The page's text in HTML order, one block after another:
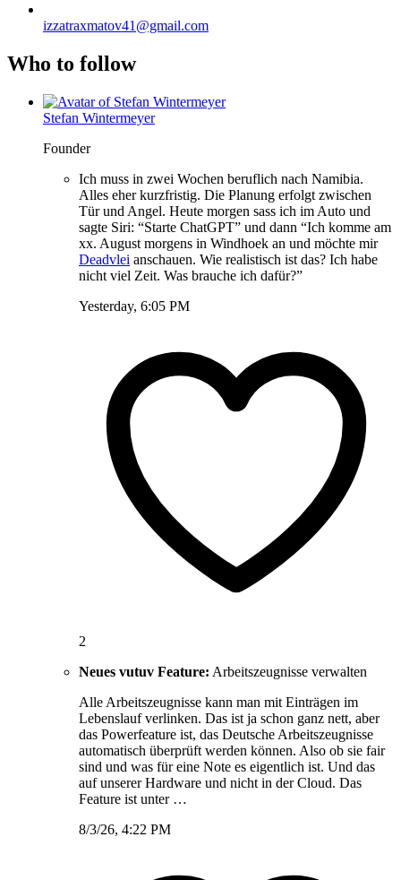
izzatraxmatov41@gmail.com
Who to follow
Stefan Wintermeyer
Founder
Ich muss in zwei Wochen beruflich nach Namibia.
Alles eher kurzfristig. Die Planung erfolgt zwischen
Tür und Angel. Heute morgen sass ich im Auto und
sagte Siri: “Starte ChatGPT” und dann “Ich komme am
xx. August morgens in Windhoek an und möchte mir
Deadvlei anschauen. Wie realistisch ist das? Ich habe
nicht viel Zeit. Was brauche ich dafür?”
Yesterday, 6:05 PM
2
Neues vutuv Feature: Arbeitszeugnisse verwalten
Alle Arbeitszeugnisse kann man mit Einträgen im
Lebenslauf verlinken. Das ist ja schon ganz nett, aber
das Powerfeature ist, das Deutsche Arbeitszeugnisse
automatisch überprüft werden können. Also ob sie fair
sind und was für eine Note es eigentlich ist. Und das
auf unserer Hardware und nicht in der Cloud. Das
Feature ist unter …
8/3/26, 4:22 PM